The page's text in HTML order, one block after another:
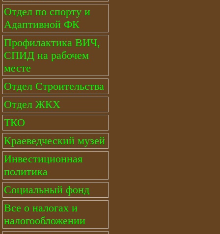
Отдел по спорту и
Адаптивной ФК
Профилактика ВИЧ,
СПИД на рабочем
месте
Отдел Строительства
Отдел ЖКХ
ТКО
Краеведческий музей
Инвестиционная
политика
Социальный фонд
Все о налогах и
налогообложении